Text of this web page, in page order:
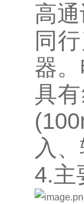
高
同
器
具
入
4.主